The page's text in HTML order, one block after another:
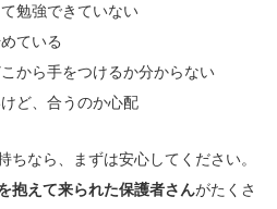
勉強できていない
ている
から手をつけるか分からない
ど、合うのか心配
ちなら、まずは安心してください。
抱えて来られた保護者さんがたくさ